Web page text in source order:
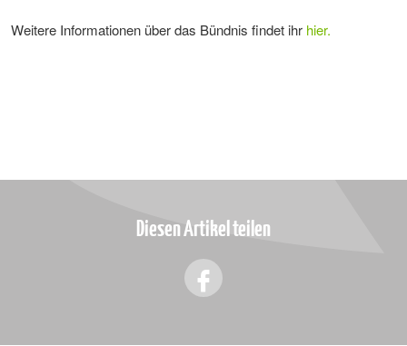
Weitere Informationen über das Bündnis findet ihr hier.
Diesen Artikel teilen